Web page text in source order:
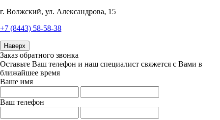
г. Волжский, ул. Александрова, 15
+7 (8443) 58-58-38
Наверх
Заказ обратного звонка
Оставьте Ваш телефон и наш специалист свяжется с Вами в
ближайшее время
Ваше имя
Ваш телефон